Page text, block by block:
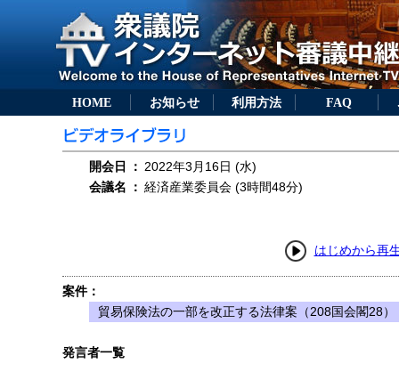
HOME お知らせ 利用方法 FAQ
開会日 ： 2022年3月16日 (水)
会議名
： 経済産業委員会 (3時間48分)
はじめから再
案件：
貿易保険法の一部を改正する法律案（208国会閣28）
発言者一覧